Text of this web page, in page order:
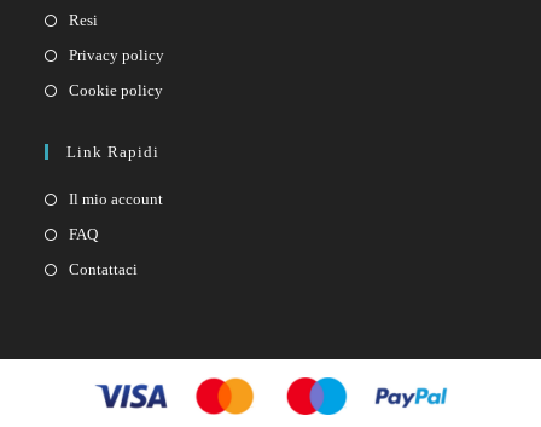
Resi
Privacy policy
Cookie policy
Link Rapidi
Il mio account
FAQ
Contattaci